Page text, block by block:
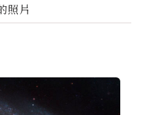
照片